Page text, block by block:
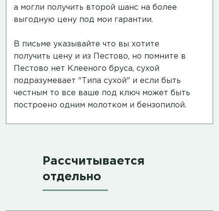
а могли получить второй шанс на более
выгодную цену под мои гарантии.
В письме указывайте что вы хотите
получить цену и из Пестово, но помните в
Пестово нет Клееного бруса, сухой
подразумевает "Типа сухой" и если быть
честным то все ваше под ключ может быть
построено одним молотком и бензопилой.
Рассчитывается
отдельно